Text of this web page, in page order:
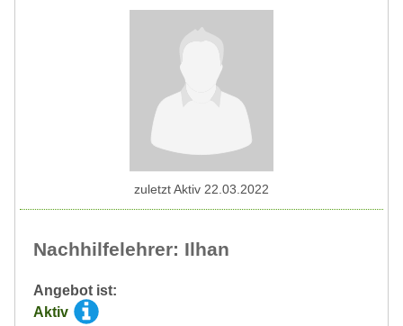
Nachhilfelehrer: Ilhan
Angebot ist:
Aktiv
zuletzt Aktiv 22.03.2022